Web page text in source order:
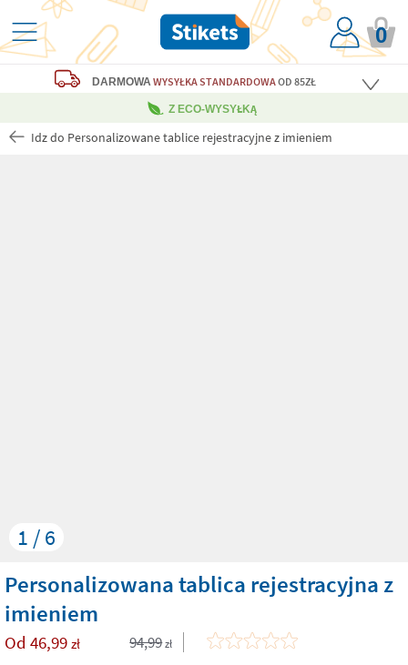
0
DARMOWA WYSYŁKA STANDARDOWAOD 85ZŁ
Z ECO-WYSYŁKĄ
Idz do Personalizowane tablice rejestracyjne z imieniem
1 / 6
Personalizowana tablica rejestracyjna z
imieniem
Od 46,99 zł 94,99 zł